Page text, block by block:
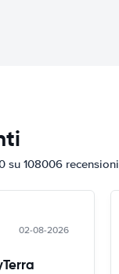
su 108006 recensioni
02-08-2026